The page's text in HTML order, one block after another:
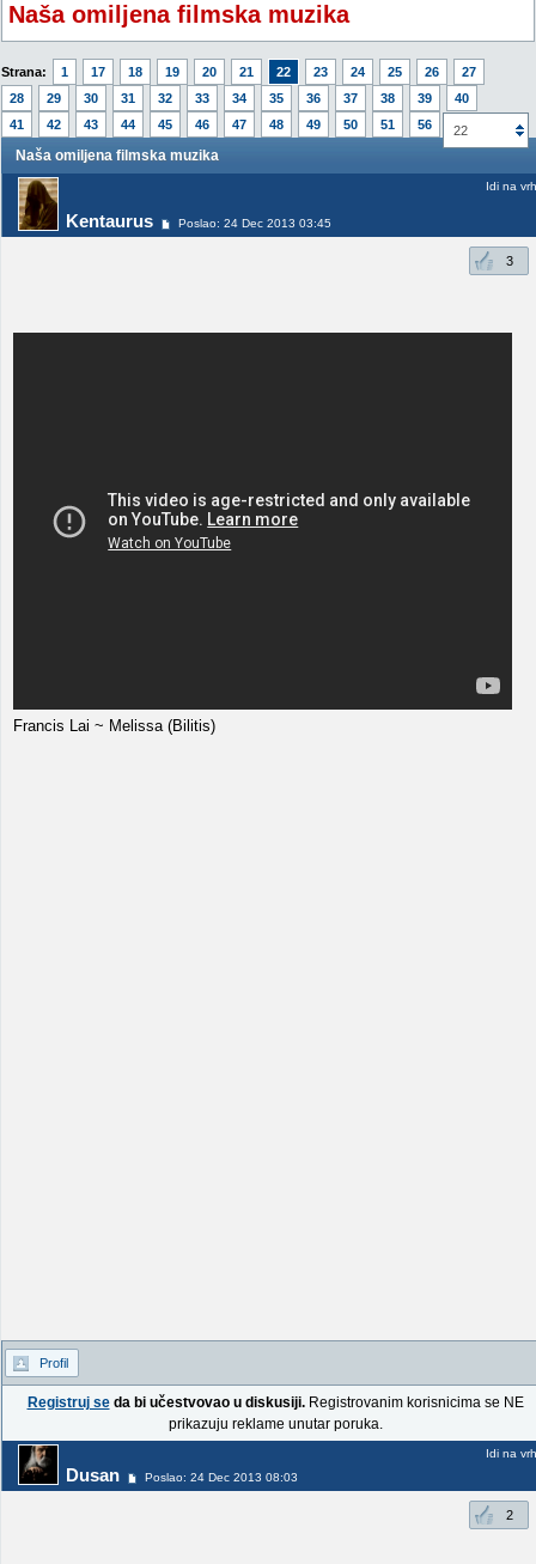
Naša omiljena filmska muzika
Strana: 1 17 18 19 20 21 22 23 24 25 26
27
28
29 30 31 32 33 34 35 36 37 38 39
40
41
42 43 44 45 46 47 48 49 50 51 56 22
Naša omiljena filmska muzika
Kentaurus Poslao: 24 Dec 2013 03:45
Idi na vrh
3
Francis Lai ~ Melissa (Bilitis)
Profil
Registruj seda bi učestvovao u diskusiji.Registrovanim korisnicima se NE
prikazuju reklame unutar poruka.
Dusan Poslao: 24 Dec 2013 08:03
Idi na vrh
2